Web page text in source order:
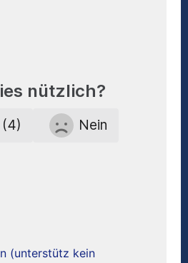
nützlich?
Nein
(unterstütz kein